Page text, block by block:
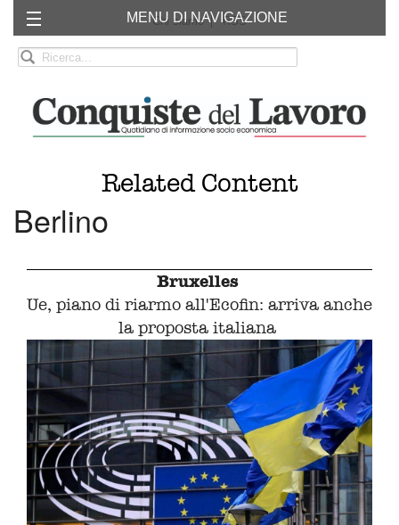
Chi siamo RSS
MENU DI NAVIGAZIONE
Related Content
Berlino
Bruxelles
Ue, piano di riarmo all'Ecofin: arriva anche
la proposta italiana